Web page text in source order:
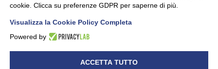
UNIDATA - Informativa privacy (per i clienti)
cookie. Clicca su preferenze GDPR per saperne di più.
Visualizza la Cookie Policy Completa
Powered by
ACCETTA TUTTO